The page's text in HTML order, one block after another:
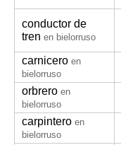
conductor de
tren en bielorruso
carnicero en
bielorruso
orbrero en
bielorruso
carpintero en
bielorruso